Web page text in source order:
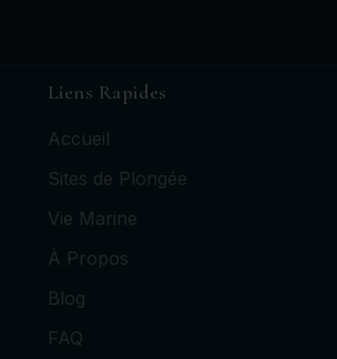
Liens Rapides
Accueil
Sites de Plongée
Vie Marine
À Propos
Blog
FAQ